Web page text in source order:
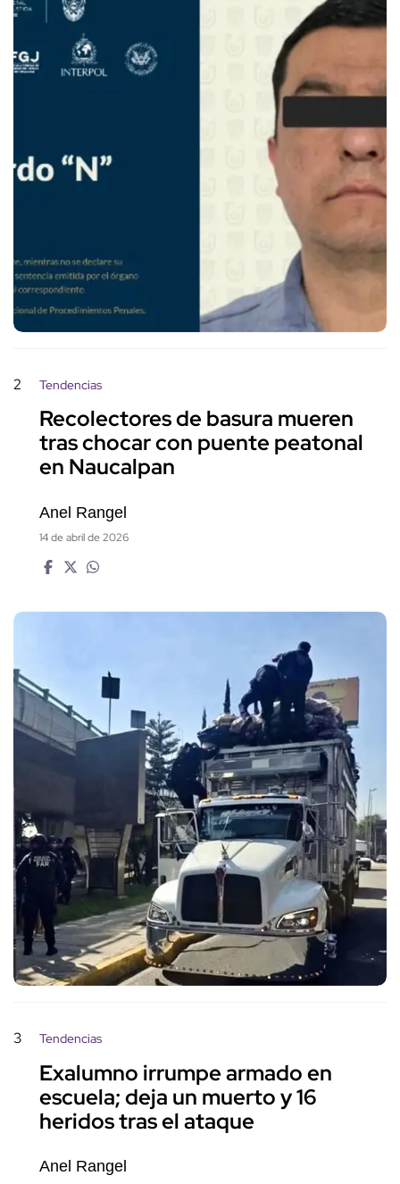
2 Tendencias
Recolectores de basura mueren
tras chocar con puente peatonal
en Naucalpan
Anel Rangel
14 de abril de 2026
3 Tendencias
Exalumno irrumpe armado en
escuela; deja un muerto y 16
heridos tras el ataque
Anel Rangel